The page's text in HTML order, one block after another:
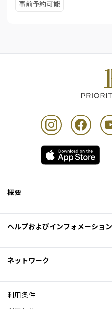
事前予約可能
概要
Excellence Awards
ブログ
ヘルプおよびインフォメーション
ネットワーク
利用条件